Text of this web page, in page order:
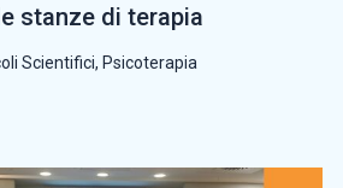
stanze di terapia
Scientifici, Psicoterapia